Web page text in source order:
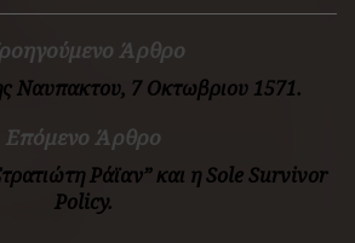
Άρθρο
Ναυπακτου, 7 Οκτωβριου 1571.
Επόμενο Άρθρο
Ράϊαν” και η Sole Survivor
Policy.